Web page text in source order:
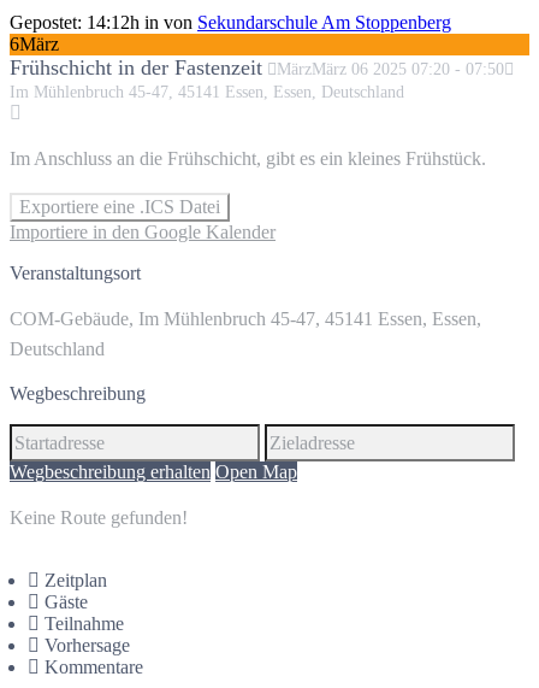
Gepostet: 14:12h in von Sekundarschule Am Stoppenberg
6März
Frühschicht in der Fastenzeit MärzMärz 06 2025 07:20 - 07:50
Im Mühlenbruch 45-47, 45141 Essen, Essen, Deutschland
Im Anschluss an die Frühschicht, gibt es ein kleines Frühstück.
Exportiere eine .ICS Datei
Importiere in den Google Kalender
Veranstaltungsort
COM-Gebäude, Im Mühlenbruch 45-47, 45141 Essen, Essen,
Deutschland
Wegbeschreibung
Wegbeschreibung erhalten Open Map
Keine Route gefunden!
Zeitplan
Gäste
Teilnahme
Vorhersage
Kommentare